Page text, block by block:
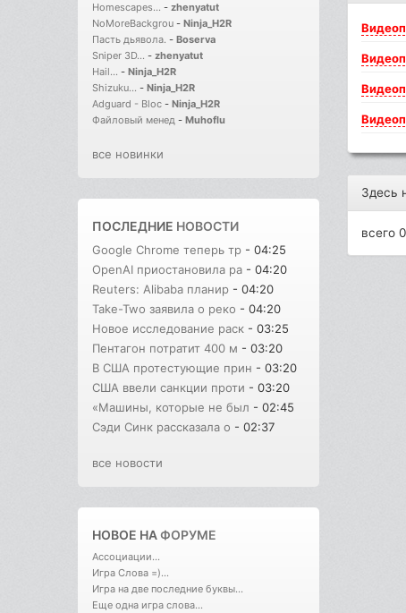
Homescapes... - zhenyatut
NoMoreBackgrou - Ninja_H2R
Пасть дьявола. - Boserva
Sniper 3D... - zhenyatut
Hail... - Ninja_H2R
Shizuku... - Ninja_H2R
Adguard - Bloc - Ninja_H2R
Файловый менед - Muhoflu
все новинки
ПОСЛЕДНИЕ НОВОСТИ
Google Chrome теперь тр - 04:25
OpenAI приостановила ра - 04:20
Reuters: Alibaba планир - 04:20
Take-Two заявила о реко - 04:20
Новое исследование раск - 03:25
Пентагон потратит 400 м - 03:20
В США протестующие прин - 03:20
США ввели санкции проти - 03:20
«Машины, которые не был - 02:45
Сэди Синк рассказала о - 02:37
все новости
НОВОЕ НАФОРУМЕ
Ассоциации...
Игра Слова =)...
Игра на две последние буквы...
Еще одна игра слова...
Здесь
всего